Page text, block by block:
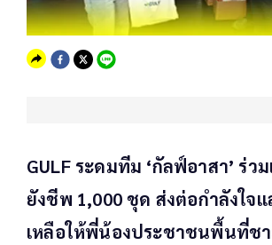
GULF ระดมทีม ‘กัลฟ์อาสา’ ร่ว
ยังชีพ 1,000 ชุด ส่งต่อกำลังใจ
เหลือให้พี่น้องประชาชนพื้นที่ช